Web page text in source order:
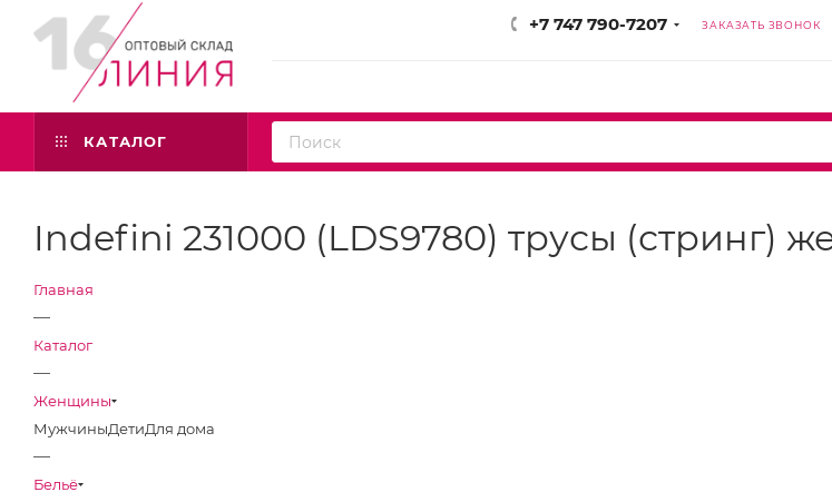
+7 747 790-7207 ЗАКАЗАТЬ ЗВОНОК
КАТАЛОГ
Indefini 231000 (LDS9780) трусы (стринг)
Главная
—
Каталог
—
Женщины
МужчиныДетиДля дома
—
Бельё